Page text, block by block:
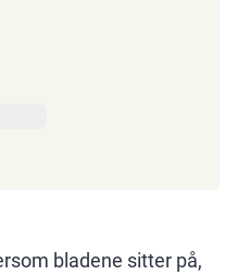
bladene sitter på,